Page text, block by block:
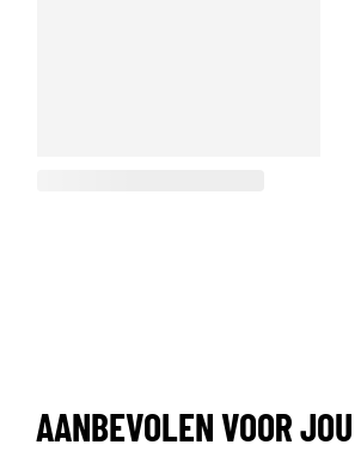
AANBEVOLEN VOOR JOU